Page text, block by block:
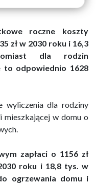
roczne koszty
zł w 2030 roku i 16,3
dla rodzin
to odpowiednio 1628
wyliczenia dla rodziny
mieszkającej w domu o
zapłaci o 1156 zł
roku i 18,8 tys. w
ogrzewania domu i